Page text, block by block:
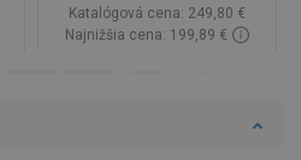
Katalógová cena: 249,80 €
Najnižšia cena: 199,89 €